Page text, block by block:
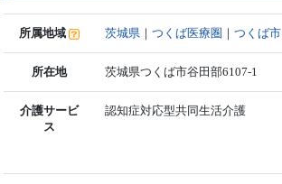
所属地域 茨城県 ｜つくば医療圏 ｜つくば市
所在地 茨城県つくば市谷田部6107-1
介護サービ
ス
認知症対応型共同生活介護